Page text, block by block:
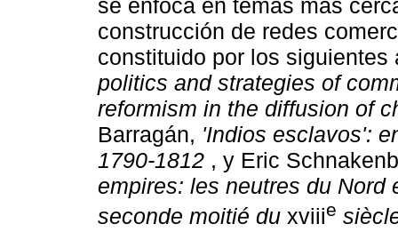
se enfoca en temas más
construcción de redes
constituido por los
politics and strategies of
reformism in the diffusion of
Barragán, 'Indios esclavos':
1790-1812 , y Eric
empires: les neutres du Nord
seconde moitié du xviiie